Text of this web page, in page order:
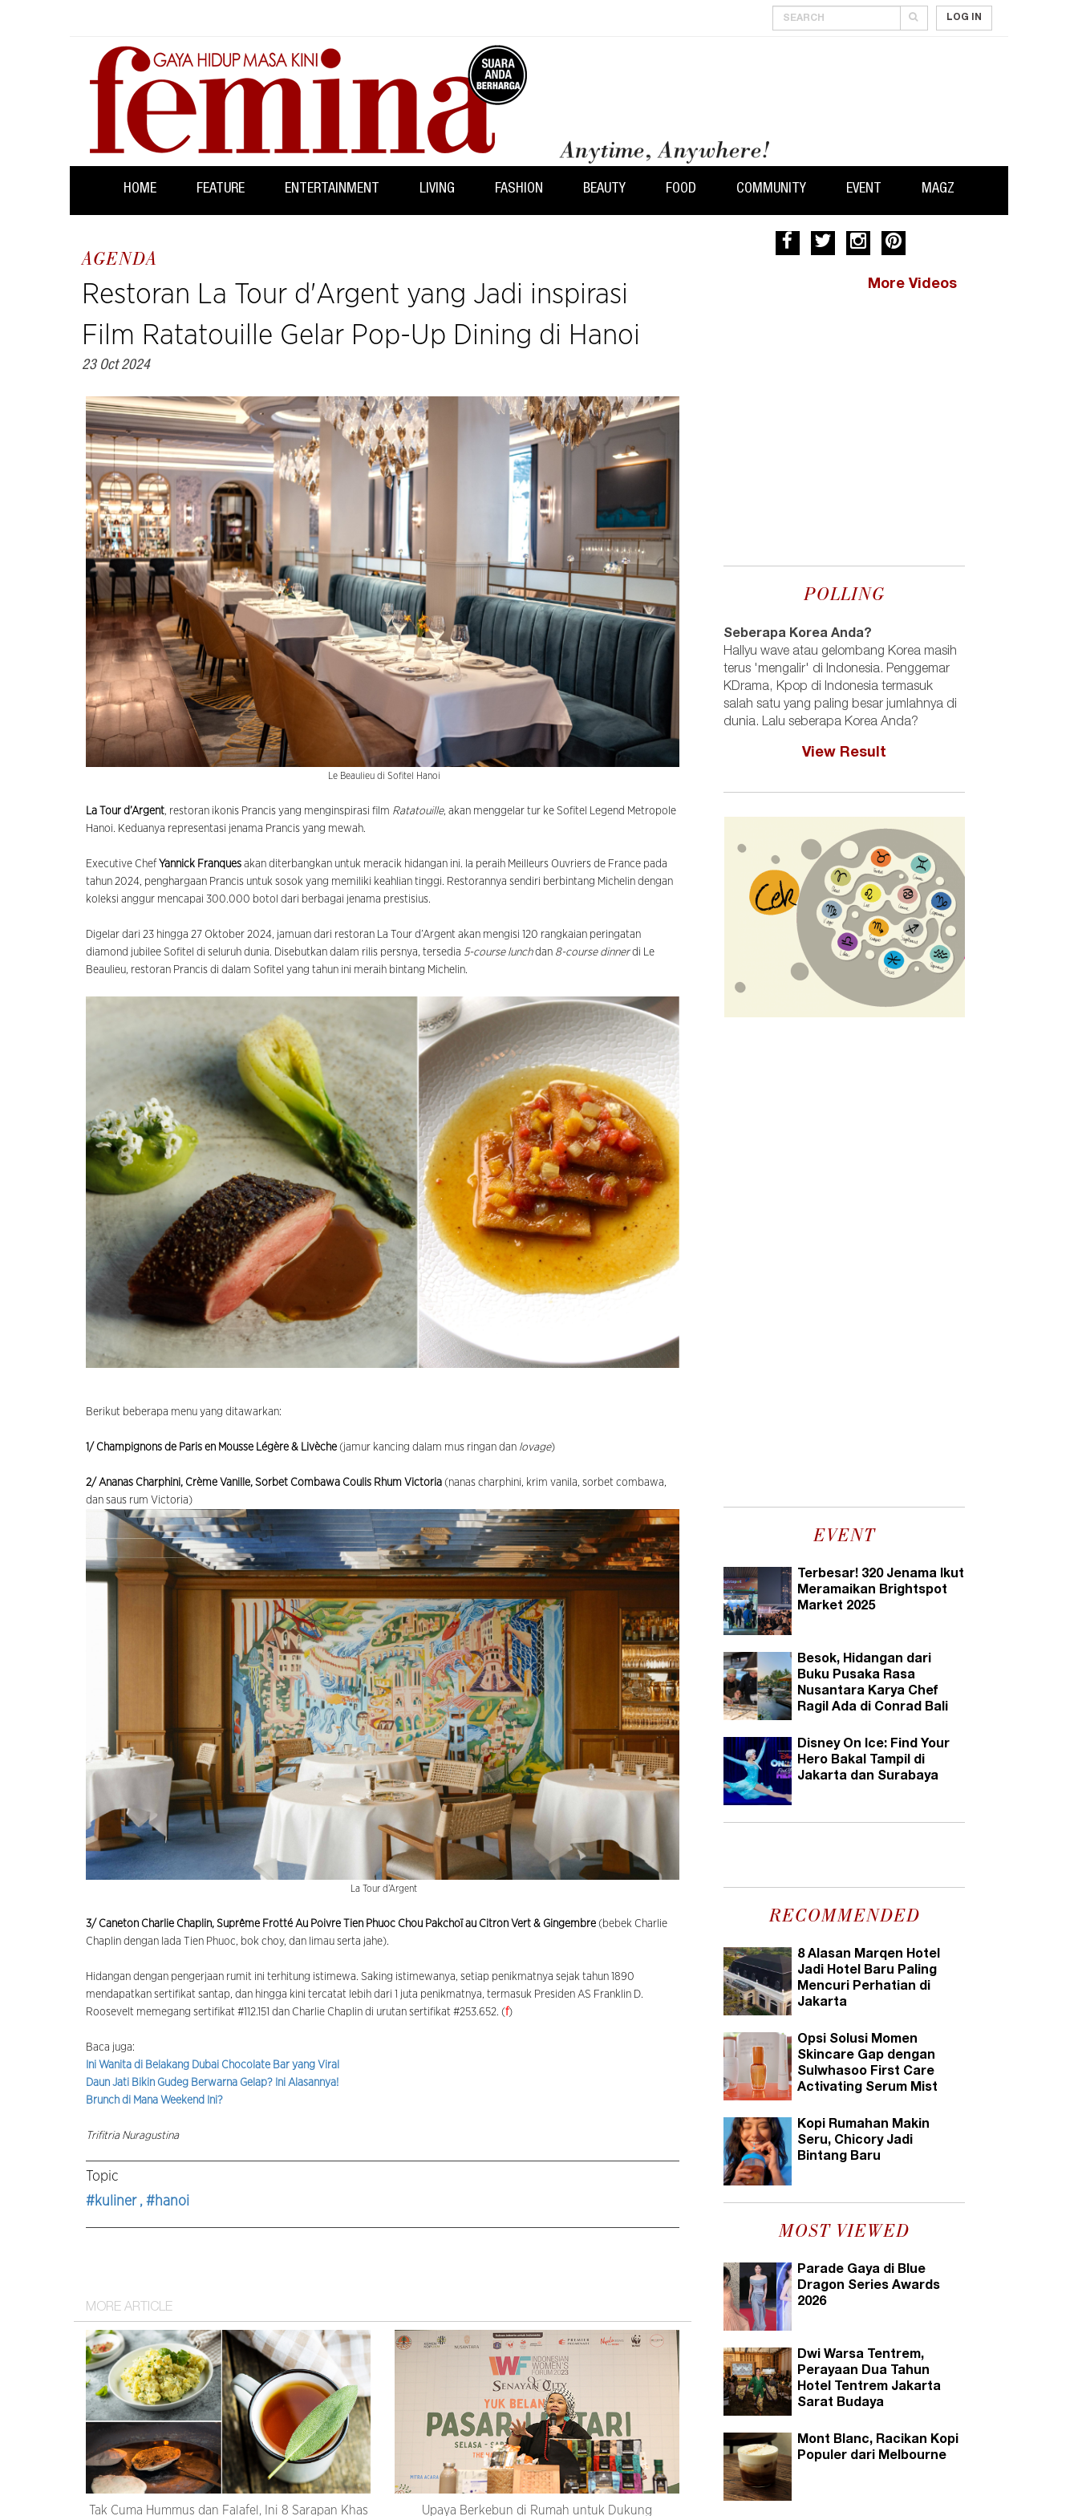
LOG IN
HOME FEATURE ENTERTAINMENT LIVING FASHION BEAUTY FOOD COMMUNITY EVENT MAGZ
AGENDA
Restoran La Tour d'Argent yang Jadi inspirasi
Film Ratatouille Gelar Pop-Up Dining di Hanoi
23 Oct 2024
Le Beaulieu di Sofitel Hanoi
La Tour d’Argent, restoran ikonis Prancis yang menginspirasi film Ratatouille, akan menggelar tur ke Sofitel Legend Metropole
Hanoi. Keduanya representasi jenama Prancis yang mewah.
Executive Chef Yannick Franques akan diterbangkan untuk meracik hidangan ini. Ia peraih Meilleurs Ouvriers de France pada
tahun 2024, penghargaan Prancis untuk sosok yang memiliki keahlian tinggi. Restorannya sendiri berbintang Michelin dengan
koleksi anggur mencapai 300.000 botol dari berbagai jenama prestisius.
Digelar dari 23 hingga 27 Oktober 2024, jamuan dari restoran La Tour d’Argent akan mengisi 120 rangkaian peringatan
diamond jubilee Sofitel di seluruh dunia. Disebutkan dalam rilis persnya, tersedia 5-course lunchdan 8-course dinnerdi Le
Beaulieu, restoran Prancis di dalam Sofitel yang tahun ini meraih bintang Michelin.
Berikut beberapa menu yang ditawarkan:
1/ Champignons de Paris en Mousse Légère & Livèche (jamur kancing dalam mus ringan dan lovage)
2/ Ananas Charphini, Crème Vanille, Sorbet Combawa Coulis Rhum Victoria (nanas charphini, krim vanila, sorbet combawa,
dan saus rum Victoria)
La Tour d’Argent
3/ Caneton Charlie Chaplin, Suprême Frotté Au Poivre Tien Phuoc Chou Pakchoï au Citron Vert & Gingembre (bebek Charlie
Chaplin dengan lada Tien Phuoc, bok choy, dan limau serta jahe).
Hidangan dengan pengerjaan rumit ini terhitung istimewa. Saking istimewanya, setiap penikmatnya sejak tahun 1890
mendapatkan sertifikat santap, dan hingga kini tercatat lebih dari 1 juta penikmatnya, termasuk Presiden AS Franklin D.
Roosevelt memegang sertifikat #112.151 dan Charlie Chaplin di urutan sertifikat #253.652. (f)
Baca juga:
Ini Wanita di Belakang Dubai Chocolate Bar yang Viral
Daun Jati Bikin Gudeg Berwarna Gelap? Ini Alasannya!
Brunch di Mana Weekend Ini?
Trifitria Nuragustina
Topic
#kuliner , #hanoi
MORE ARTICLE
Tak Cuma Hummus dan Falafel, Ini 8 Sarapan Khas Upaya Berkebun di Rumah untuk Dukung
More Videos
POLLING
Seberapa Korea Anda?
Hallyu wave atau gelombang Korea masih
terus 'mengalir' di Indonesia. Penggemar
KDrama, Kpop di Indonesia termasuk
salah satu yang paling besar jumlahnya di
dunia. Lalu seberapa Korea Anda?
View Result
EVENT
Terbesar! 320 Jenama Ikut
Meramaikan Brightspot
Market 2025
Besok, Hidangan dari
Buku Pusaka Rasa
Nusantara Karya Chef
Ragil Ada di Conrad Bali
Disney On Ice: Find Your
Hero Bakal Tampil di
Jakarta dan Surabaya
RECOMMENDED
8 Alasan Marqen Hotel
Jadi Hotel Baru Paling
Mencuri Perhatian di
Jakarta
Opsi Solusi Momen
Skincare Gap dengan
Sulwhasoo First Care
Activating Serum Mist
Kopi Rumahan Makin
Seru, Chicory Jadi
Bintang Baru
MOST VIEWED
Parade Gaya di Blue
Dragon Series Awards
2026
Dwi Warsa Tentrem,
Perayaan Dua Tahun
Hotel Tentrem Jakarta
Sarat Budaya
Mont Blanc, Racikan Kopi
Populer dari Melbourne